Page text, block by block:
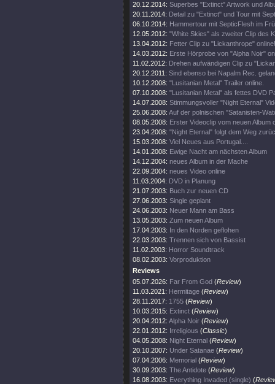
20.12.2014: Superbes "Extinct" Artwork und
20.11.2014: Detail zu "Extinct" und Tour mit
06.10.2014: Hammertour mit SepticFlesh im
12.05.2012: "White Skies" als zweiter Clip des
13.04.2012: Fetter Clip zu "Lickanthrope" online!
14.03.2012: Erste Hörprobe von "Alpha Noir"
11.02.2012: Drehen aufwändigen Clip zu
20.12.2011: Sind ebenso bei Napalm Rec.
10.12.2008: "Lusitanian Metal" Trailer online.
07.10.2008: "Lusitanian Metal" als fettes DVD
14.07.2008: Stimmungsvoller "Night Eternal"
25.06.2008: Auf der polnischen "Satanisten-
08.05.2008: Erster Videoclip vom neuen Album
23.04.2008: "Night Eternal" folgt dem Weg
15.03.2008: Viel Neues aus Portugal....
14.01.2008: Ewige Nacht am nächsten Album
14.12.2004: neues Album in der Mache
22.09.2004: neues Video online
11.03.2004: DVD in Planung
21.07.2003: Buch zur neuen CD
27.06.2003: Single geplant
24.06.2003: Neuer Mann am Bass
13.05.2003: Zum neuen Album
17.04.2003: In den Norden geflohen
22.03.2003: Trennen sich von Bassist
11.02.2003: Horror Soundtrack
08.02.2003: Vorproduktion
Reviews
05.07.2026: Far From God (Review)
11.03.2021: Hermitage (Review)
28.11.2017: 1755 (Review)
10.03.2015: Extinct (Review)
20.04.2012: Alpha Noir (Review)
22.01.2012: Irreligious (Classic)
04.05.2008: Night Eternal (Review)
20.10.2007: Under Satanae (Review)
07.04.2006: Memorial (Review)
30.09.2003: The Antidote (Review)
16.08.2003: Everything Invaded (single) (